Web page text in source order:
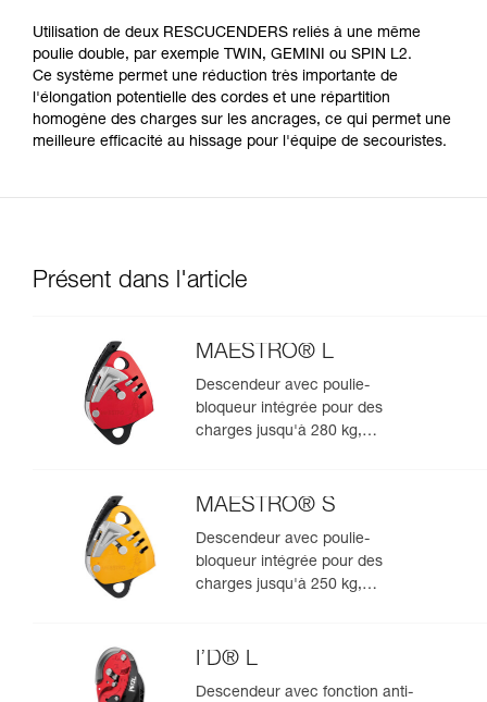
Utilisation de deux RESCUCENDERS reliés à une même
poulie double, par exemple TWIN, GEMINI ou SPIN L2.
Ce système permet une réduction très importante de
l'élongation potentielle des cordes et une répartition
homogène des charges sur les ancrages, ce qui permet une
meilleure efficacité au hissage pour l'équipe de secouristes.
Présent dans l'article
MAESTRO® L
Descendeur avec poulie-
bloqueur intégrée pour des
charges jusqu'à 280 kg,
MAESTRO® S
Descendeur avec poulie-
bloqueur intégrée pour des
charges jusqu'à 250 kg,
I’D® L
Descendeur avec fonction anti-